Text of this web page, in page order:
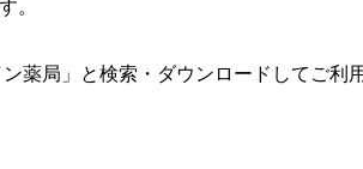
。
薬局」と検索・ダウンロードしてご利